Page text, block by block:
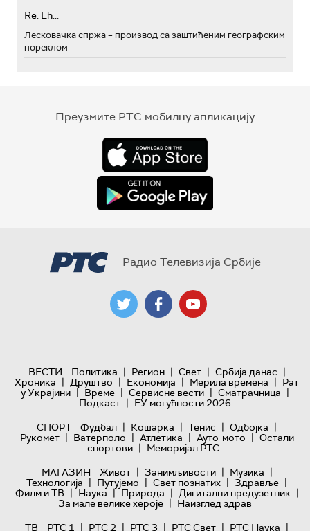
Re: Eh...
Лесковачка спржа – производ са заштићеним географским
пореклом
Преузмите РТС мобилну апликацију
Радио Телевизија Србије
ВЕСТИ Политика | Регион | Свет | Србија данас |
Хроника | Друштво | Економија | Мерила времена | Рат
у Украјини | Време | Сервисне вести | Сматрачница |
Подкаст | ЕУ могућности 2026
СПОРТ
Фудбал | Кошарка | Тенис | Одбојка |
Рукомет | Ватерполо | Атлетика | Ауто-мото | Остали
спортови | Меморијал РТС
МАГАЗИН
Живот | Занимљивости | Музика |
Технологијa | Путујемо | Свет познатих | Здравље |
Филм и ТВ | Наука | Природа | Дигитални предузетник |
За мале велике хероје | Наизглед здрав
ТВ
РТС 1 | РТС 2 | РТС 3 | РТС Свет | РТС Наука |